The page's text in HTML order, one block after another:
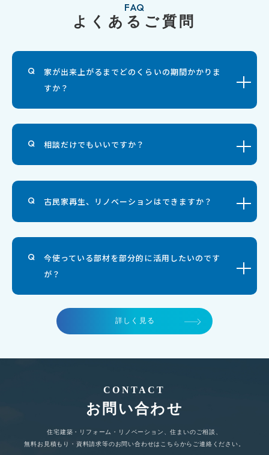
FAQ
よくあるご質問
家が出来上がるまでどのくらいの期間かかりま
すか？
相談だけでもいいですか？
古民家再生、リノベーションはできますか？
今使っている部材を部分的に活用したいのです
が？
詳しく見る
CONTACT
お問い合わせ
住宅建築・リフォーム・リノベーション、住まいのご相談、
無料お見積もり・資料請求等のお問い合わせはこちらからご連絡ください。